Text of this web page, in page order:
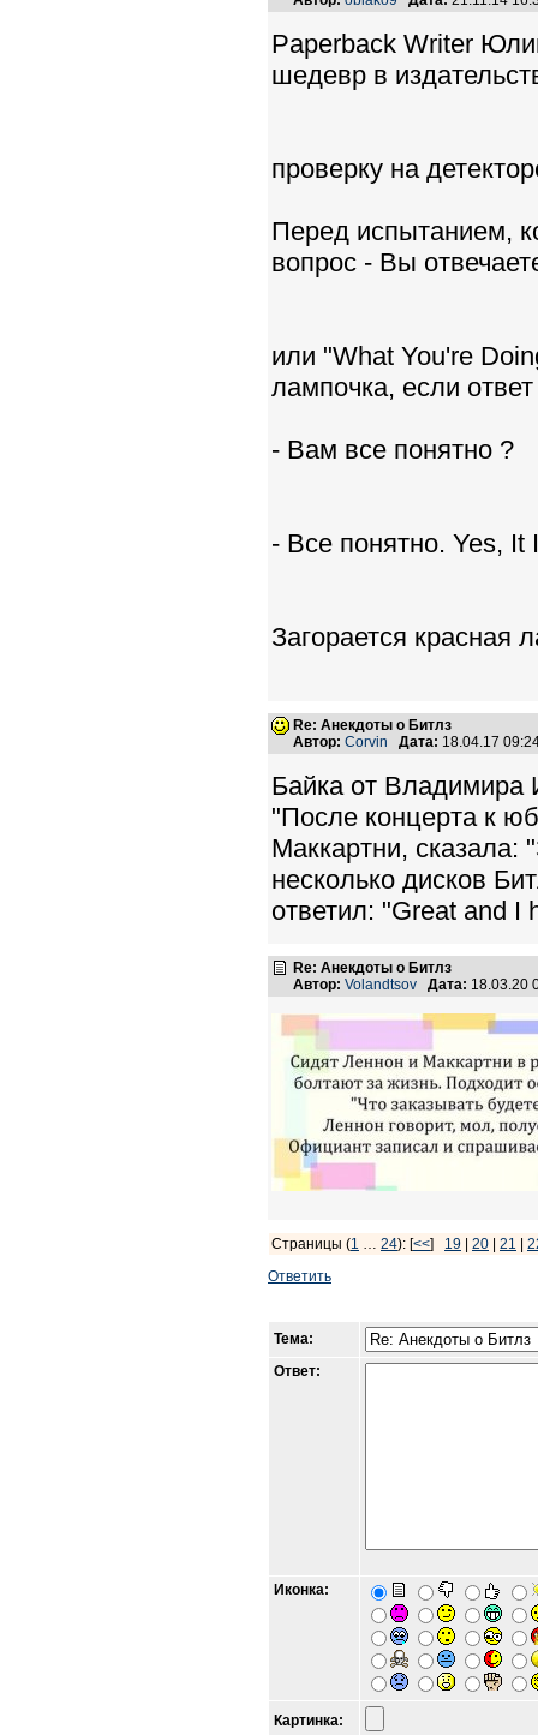
Paperback Writer
шедевр в
проверку на
Перед испытанием,
вопрос - Вы
или "What You're
лампочка, если
- Вам все понятно ?
- Все понятно. Yes, It
Загорается красная
Re: Анекдоты о Битлз
Автор: Corvin Дата: 18.04.17
Байка от Владимира
"После концерта к
Маккартни, сказала:
несколько дисков
ответил: "Great and I
Re: Анекдоты о Битлз
Автор: Volandtsov Дата: 18.03.20
Страницы (1 … 24): [<<] 19 20 21
Ответить
Тема:
Ответ:
Иконка:
Картинка: